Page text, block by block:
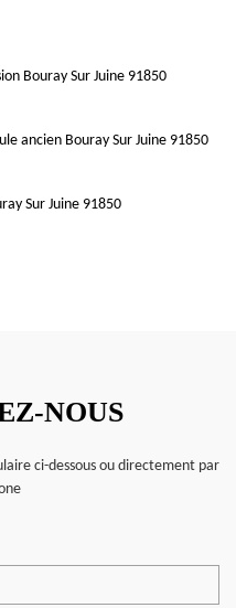
Bouray Sur Juine 91850
ancien Bouray Sur Juine 91850
Sur Juine 91850
NOUS
ci-dessous ou directement par